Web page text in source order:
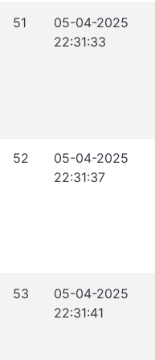
51
05-04-2025
22:31:33
52
05-04-2025
22:31:37
53
05-04-2025
22:31:41